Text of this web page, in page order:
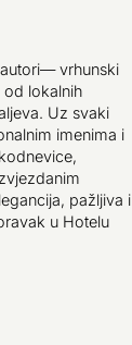
autori— vrhunski
od lokalnih
Uz svaki
imenima i
pažljiva i
u Hotelu